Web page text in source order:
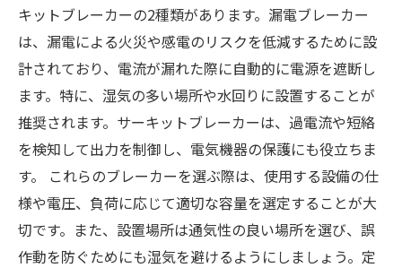
キットブレーカーの2種類があります。漏電ブレーカー
は、漏電による火災や感電のリスクを低減するために設
計されており、電流が漏れた際に自動的に電源を遮断し
ます。特に、湿気の多い場所や水回りに設置することが
推奨されます。サーキットブレーカーは、過電流や短絡
を検知して出力を制御し、電気機器の保護にも役立ちま
す。 これらのブレーカーを選ぶ際は、使用する設備の仕
様や電圧、負荷に応じて適切な容量を選定することが大
切です。また、設置場所は通気性の良い場所を選び、誤
作動を防ぐためにも湿気を避けるようにしましょう。定